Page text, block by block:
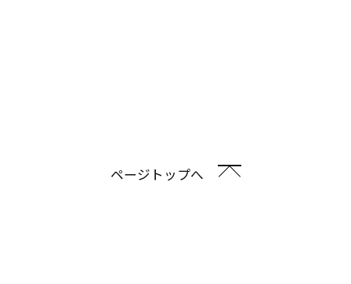
ページトップへ